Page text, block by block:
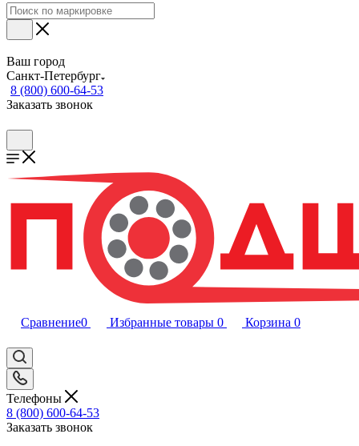
Ваш город
Санкт-Петербург
8 (800) 600-64-53
Заказать звонок
Сравнение0 Избранные товары 0 Корзина 0
Телефоны
8 (800) 600-64-53
Заказать звонок